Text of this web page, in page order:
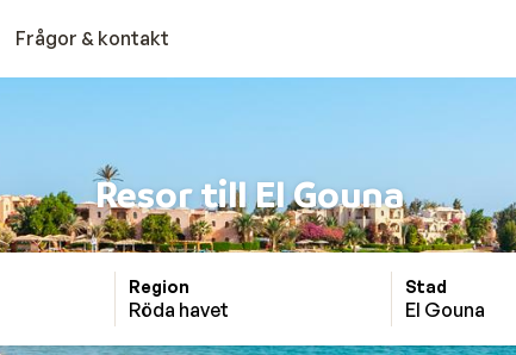
Frågor & kontakt
Resor till El Gouna
Region
Röda havet
Stad
El Gouna